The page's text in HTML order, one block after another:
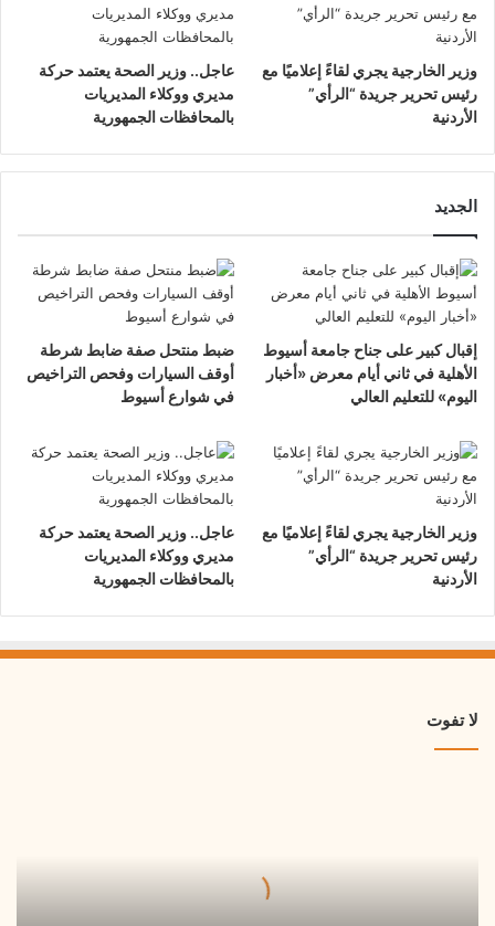
وزير الخارجية يجري لقاءً إعلاميًا مع
رئيس تحرير جريدة “الرأي”
الأردنية
عاجل.. وزير الصحة يعتمد حركة
مديري ووكلاء المديريات
بالمحافظات الجمهورية
الجديد
إقبال كبير على جناح جامعة أسيوط
الأهلية في ثاني أيام معرض «أخبار
اليوم» للتعليم العالي
ضبط منتحل صفة ضابط شرطة
أوقف السيارات وفحص التراخيص
في شوارع أسيوط
وزير الخارجية يجري لقاءً إعلاميًا مع
رئيس تحرير جريدة “الرأي”
الأردنية
عاجل.. وزير الصحة يعتمد حركة
مديري ووكلاء المديريات
بالمحافظات الجمهورية
لا تفوت